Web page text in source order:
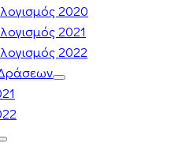
2020
2021
2022